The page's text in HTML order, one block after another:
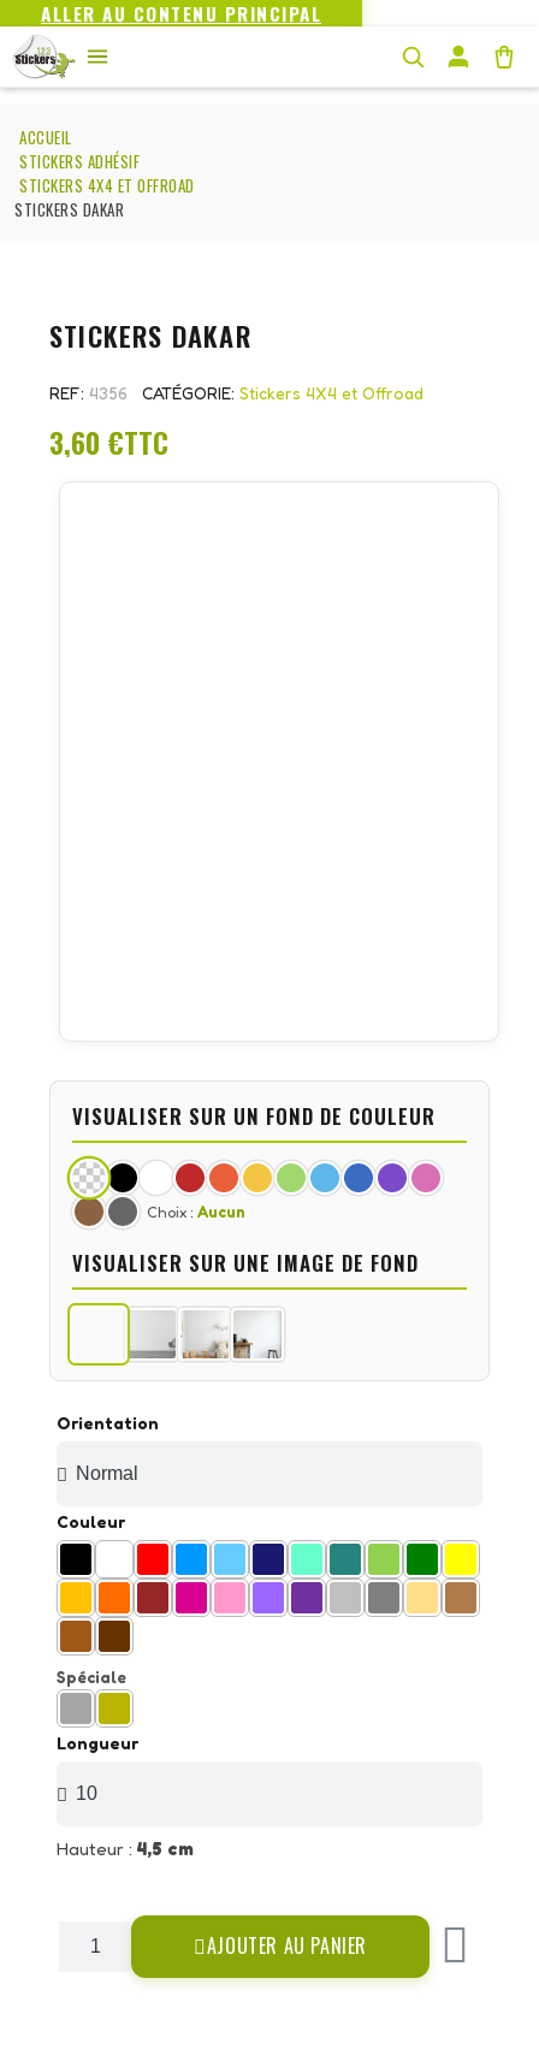
ALLER AU CONTENU PRINCIPAL
ACCUEIL
STICKERS ADHÉSIF
STICKERS 4X4 ET OFFROAD
STICKERS DAKAR
STICKERS DAKAR
REF 4356 CATÉGORIE Stickers 4X4 et Offroad
3,60 €TTC
Orientation
Couleur
Spéciale
Longueur
Hauteur : 4,5 cm
AJOUTER AU PANIER
VISUALISER SUR UN FOND DE COULEUR
Choix : Aucun
VISUALISER SUR UNE IMAGE DE FOND